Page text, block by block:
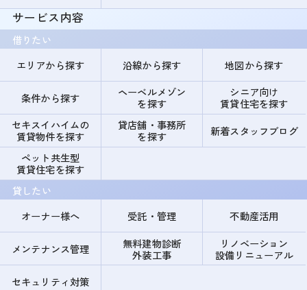
サービス内容
借りたい
エリアから探す
沿線から探す 地図から探す
条件から探す
ヘーベルメゾン
を探す
シニア向け
賃貸住宅を探す
セキスイハイムの
賃貸物件を探す
貸店舗・事務所
を探す
新着スタッフブログ
ペット共生型
賃貸住宅を探す
貸したい
オーナー様へ
受託・管理 不動産活用
メンテナンス管理
無料建物診断
外装工事
リノベーション
設備リニューアル
セキュリティ対策